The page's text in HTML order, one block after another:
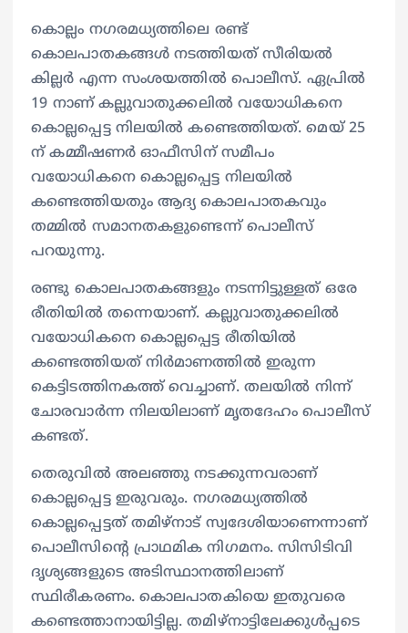
കൊല്ലം നഗരമധ്യത്തിലെ രണ്ട്
കൊലപാതകങ്ങൾ നടത്തിയത് സീരിയൽ
കില്ലർ എന്ന സംശയത്തിൽ പൊലീസ്. ഏപ്രിൽ
19 നാണ് കല്ലുവാതുക്കലിൽ വയോധികനെ
കൊല്ലപ്പെട്ട നിലയിൽ കണ്ടെത്തിയത്. മെയ്‌ 25
ന് കമ്മീഷണർ ഓഫീസിന് സമീപം
വയോധികനെ കൊല്ലപ്പെട്ട നിലയിൽ
കണ്ടെത്തിയതും ആദ്യ കൊലപാതകവും
തമ്മിൽ സമാനതകളുണ്ടെന്ന് പൊലീസ്
പറയുന്നു.
രണ്ടു കൊലപാതകങ്ങളും നടന്നിട്ടുള്ളത് ഒരേ
രീതിയിൽ തന്നെയാണ്. കല്ലുവാതുക്കലിൽ
വയോധികനെ കൊല്ലപ്പെട്ട രീതിയിൽ
കണ്ടെത്തിയത് നിർമാണത്തിൽ ഇരുന്ന
കെട്ടിടത്തിനകത്ത് വെച്ചാണ്. തലയിൽ നിന്ന്
ചോരവാർന്ന നിലയിലാണ് മൃതദേഹം പൊലീസ്
കണ്ടത്.
തെരുവിൽ അലഞ്ഞു നടക്കുന്നവരാണ്
കൊല്ലപ്പെട്ട ഇരുവരും. നഗരമധ്യത്തിൽ
കൊല്ലപ്പെട്ടത് തമിഴ്നാട് സ്വദേശിയാണെന്നാണ്
പൊലീസിന്റെ പ്രാഥമിക നിഗമനം. സിസിടിവി
ദൃശ്യങ്ങളുടെ അടിസ്ഥാനത്തിലാണ്
സ്ഥിരീകരണം. കൊലപാതകിയെ ഇതുവരെ
കണ്ടെത്താനായിട്ടില്ല. തമിഴ്നാട്ടിലേക്കുൾപ്പടെ